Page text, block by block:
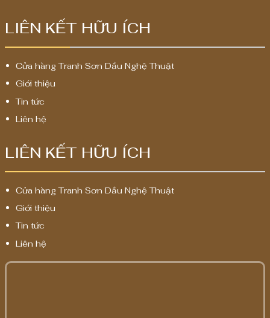
LIÊN KẾT HỮU ÍCH
Cửa hàng Tranh Sơn Dầu Nghệ Thuật
Giới thiệu
Tin tức
Liên hệ
LIÊN KẾT HỮU ÍCH
Cửa hàng Tranh Sơn Dầu Nghệ Thuật
Giới thiệu
Tin tức
Liên hệ